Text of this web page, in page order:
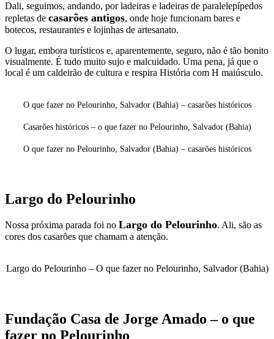
Dali, seguimos, andando, por ladeiras e ladeiras de paralelepípedos
repletas de casarões antigos, onde hoje funcionam bares e
botecos, restaurantes e lojinhas de artesanato.
O lugar, embora turísticos e, aparentemente, seguro, não é tão bonito
visualmente. É tudo muito sujo e malcuidado. Uma pena, já que o
local é um caldeirão de cultura e respira História com H maiúsculo.
O que fazer no Pelourinho, Salvador (Bahia) – casarões históricos
Casarões históricos – o que fazer no Pelourinho, Salvador (Bahia)
O que fazer no Pelourinho, Salvador (Bahia) – casarões históricos
Largo do Pelourinho
Nossa próxima parada foi no Largo do Pelourinho. Ali, são as
cores dos casarões que chamam a atenção.
Largo do Pelourinho – O que fazer no Pelourinho, Salvador (Bahia)
Fundação Casa de Jorge Amado – o que
fazer no Pelourinho